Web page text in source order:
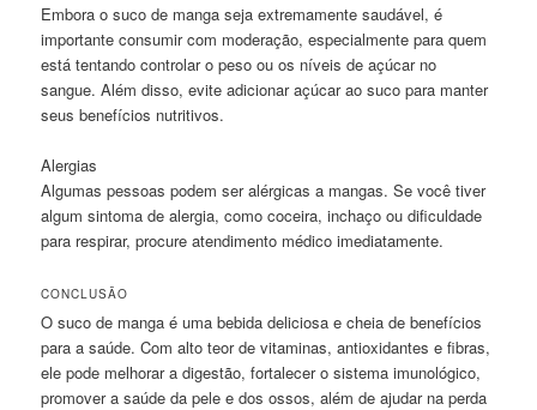
Embora o suco de manga seja extremamente saudável, é
importante consumir com moderação, especialmente para quem
está tentando controlar o peso ou os níveis de açúcar no
sangue. Além disso, evite adicionar açúcar ao suco para manter
seus benefícios nutritivos.
Alergias
Algumas pessoas podem ser alérgicas a mangas. Se você tiver
algum sintoma de alergia, como coceira, inchaço ou dificuldade
para respirar, procure atendimento médico imediatamente.
CONCLUSÃO
O suco de manga é uma bebida deliciosa e cheia de benefícios
para a saúde. Com alto teor de vitaminas, antioxidantes e fibras,
ele pode melhorar a digestão, fortalecer o sistema imunológico,
promover a saúde da pele e dos ossos, além de ajudar na perda